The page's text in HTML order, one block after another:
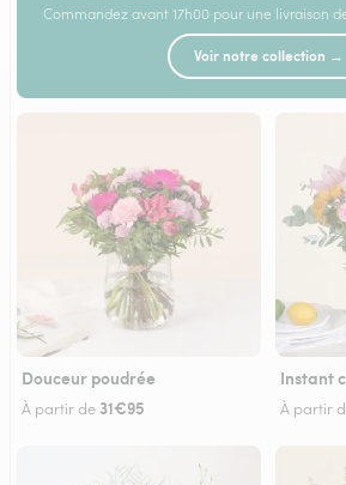
Commandez avant 17h00 pour une livraison
Voir notre collection →
Douceur poudrée
À partir de 31€95
Instant
À partir